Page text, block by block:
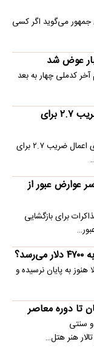
جمهور می‌گوید اگر کسی
عوض شد
آخر کدملی چهار به بعد
اولین واکنش رسمی به ماجرای اعمال ضریب ۲.۷ برای
سازمان تنظیم مقررات و ارتباطات رادیویی با رد ادعای اعمال ضریب ۲.۷ برای
عوارض عبور از
برای بازگشایی
به پایان نرسیده و
و سنتی